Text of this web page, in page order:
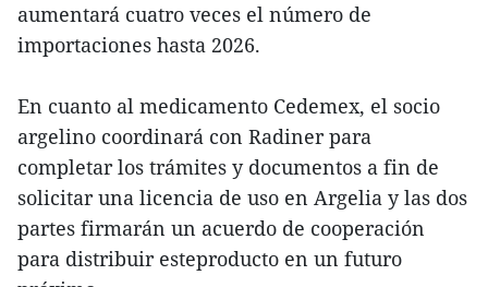
aumentará cuatro veces el número de
importaciones hasta 2026.
En cuanto al medicamento Cedemex, el socio
argelino coordinará con Radiner para
completar los trámites y documentos a fin de
solicitar una licencia de uso en Argelia y las dos
partes firmarán un acuerdo de cooperación
para distribuir esteproducto en un futuro